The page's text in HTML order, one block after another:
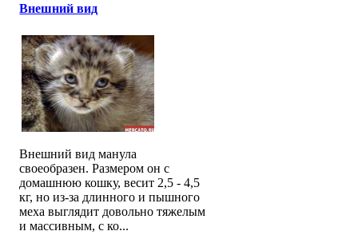
Внешний вид
Внешний вид манула
своеобразен. Размером он с
домашнюю кошку, весит 2,5 - 4,5
кг, но из-за длинного и пышного
меха выглядит довольно тяжелым
и массивным, с ко...